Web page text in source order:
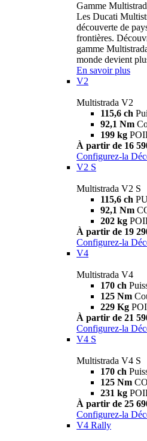
Gamme
Les Ducati
découverte de
frontières.
gamme
monde devient
En savoir plus
V2
Multistrada V2
115,6 ch
92,1 Nm
199 kg
À partir de 16
Configurez-la
V2 S
Multistrada V2 S
115,6 ch
92,1 Nm
202 kg
À partir de 19
Configurez-la
V4
Multistrada V4
170 ch
125 Nm
229 Kg
À partir de 21
Configurez-la
V4 S
Multistrada V4 S
170 ch
125 Nm
231 kg
À partir de 25
Configurez-la
V4 Rally